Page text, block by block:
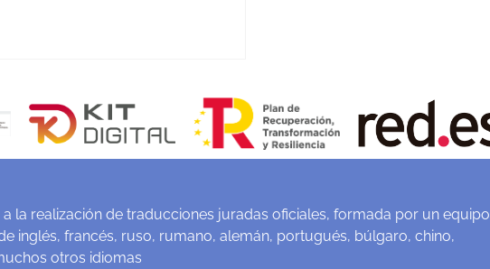
la realización de traducciones juradas oficiales, formada por un equipo
inglés, francés, ruso, rumano, alemán, portugués, búlgaro, chino,
otros idiomas